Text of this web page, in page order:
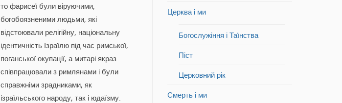
то фарисеї були віруючими,
богобоязненими людьми, які
відстоювали релігійну, національну
ідентичність Ізраїлю під час римської,
поганської окупації, а митарі якраз
співпрацювали з римлянами і були
справжніми зрадниками, як
ізраїльського народу, так і юдаїзму.
Церква і ми
Богослужіння і Таїнства
Піст
Церковний рік
Смерть і ми